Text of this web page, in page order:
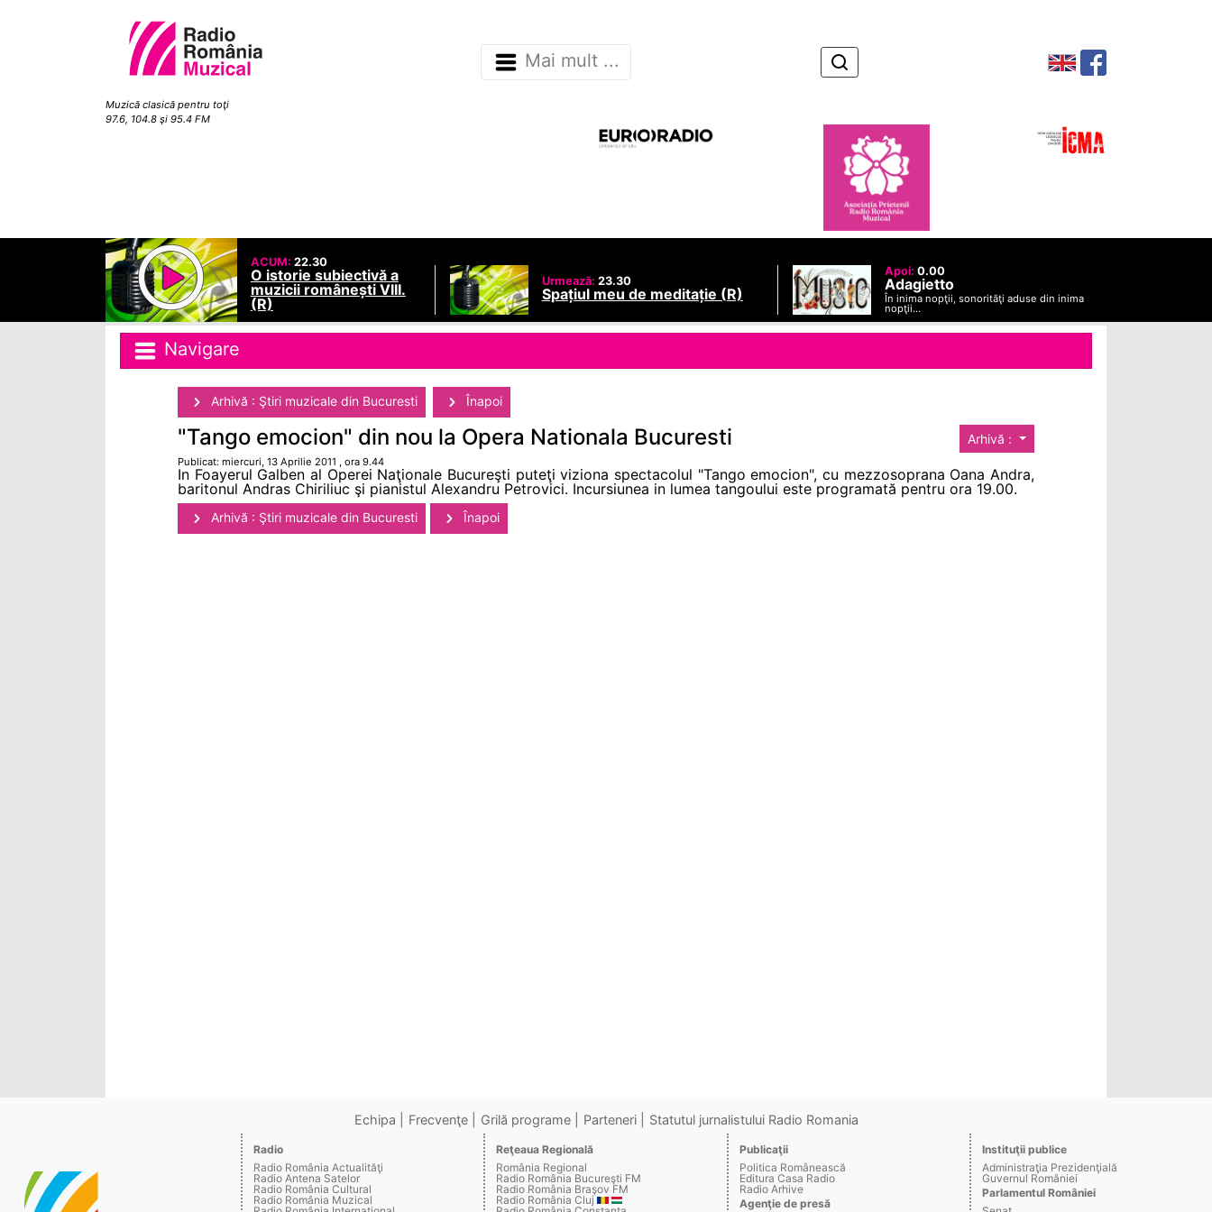
Muzică clasică pentru toţi
97.6, 104.8 şi 95.4 FM
Mai mult ...
ACUM: 22.30
O istorie subiectivă a
muzicii românești VIII.
(R)
Urmează: 23.30
Spațiul meu de meditație (R)
Apoi: 0.00
Adagietto
În inima nopţii, sonorităţi aduse din inima
nopţii...
Navigare
Arhivă : Ştiri muzicale din Bucuresti Înapoi
Arhivă :
"Tango emocion" din nou la Opera Nationala Bucuresti
Publicat: miercuri, 13 Aprilie 2011 , ora 9.44
In Foayerul Galben al Operei Naţionale Bucureşti puteţi viziona spectacolul "Tango emocion", cu mezzosoprana Oana Andra,
baritonul Andras Chiriliuc şi pianistul Alexandru Petrovici. Incursiunea in lumea tangoului este programată pentru ora 19.00.
Arhivă : Ştiri muzicale din Bucuresti Înapoi
Echipa Frecvenţe Grilă programe Parteneri Statutul jurnalistului Radio Romania
Radio
Radio România Actualităţi
Radio Antena Satelor
Radio România Cultural
Radio România Muzical
Reţeaua Regională
România Regional
Radio România Bucureşti FM
Radio România Braşov FM
Radio România Cluj
Publicaţii
Politica Românească
Editura Casa Radio
Radio Arhive
Agenţie de presă
Instituţii publice
Administraţia Prezidenţială
Guvernul României
Parlamentul României